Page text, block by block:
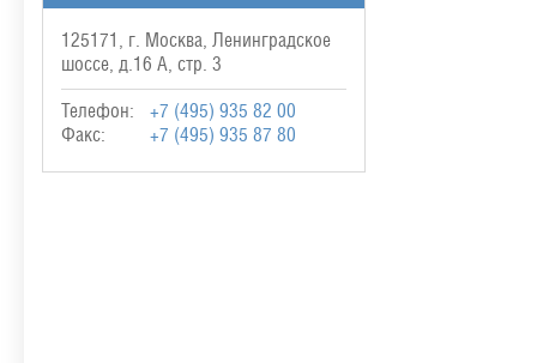
125171, г. Москва, Ленинградское
шоссе, д.16 А, стр. 3
Телефон:
+7 (495) 935 82 00
Факс:
+7 (495) 935 87 80